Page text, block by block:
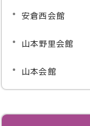
安倉西会館
山本野里会館
山本会館